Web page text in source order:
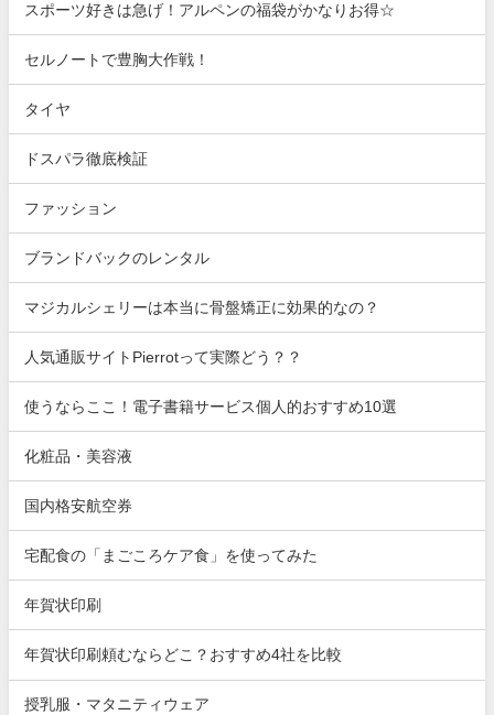
スポーツ好きは急げ！アルペンの福袋がかなりお得☆
セルノートで豊胸大作戦！
タイヤ
ドスパラ徹底検証
ファッション
ブランドバックのレンタル
マジカルシェリーは本当に骨盤矯正に効果的なの？
人気通販サイトPierrotって実際どう？？
使うならここ！電子書籍サービス個人的おすすめ10選
化粧品・美容液
国内格安航空券
宅配食の「まごころケア食」を使ってみた
年賀状印刷
年賀状印刷頼むならどこ？おすすめ4社を比較
授乳服・マタニティウェア